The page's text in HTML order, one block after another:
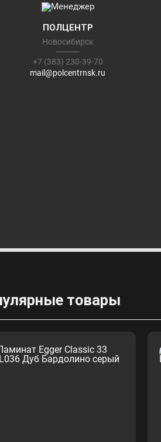
ПОЛЦЕНТР
Новосибирск
+7 (383) 230-39-70
mail@polcentrnsk.ru
товары